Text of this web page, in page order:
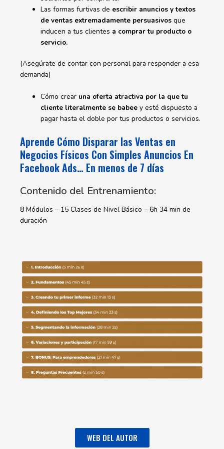
Las formas furtivas de escribir anuncios y textos
de ventas extremadamente persuasivos que
inducen a tus clientes a comprar tu producto o
servicio.
(Asegúrate de contar con personal para responder a esa
demanda)
Cómo crear una oferta atractiva por la que tu
cliente literalmente se babee y esté dispuesto a
pagar hasta el doble por tus productos o servicios.
Aprende Cómo Disparar las Ventas en
Negocios Físicos Con Simples Anuncios En
Facebook Ads… En menos de 7 días
Contenido del Entrenamiento:
8 Módulos – 15 Clases de Nivel Básico – 6h 34 min de
duración
WEB DEL AUTOR